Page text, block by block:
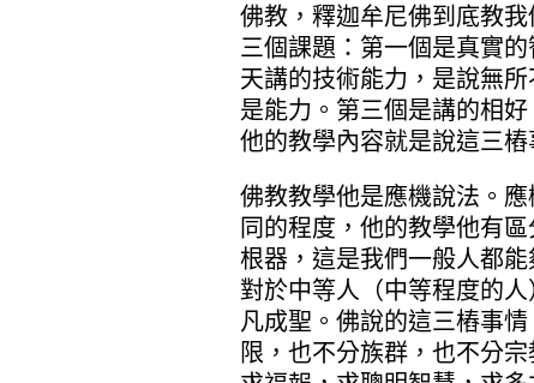
佛教，釋迦牟尼佛到底教
三個課題：第一個是真實
天講的技術能力，是說無
是能力。第三個是講的相
他的教學內容就是說這三樁
佛教教學他是應機說法。
同的程度，他的教學他有
根器，這是我們一般人都
對於中等人（中等程度的
凡成聖。佛說的這三樁事
限，也不分族群，也不分